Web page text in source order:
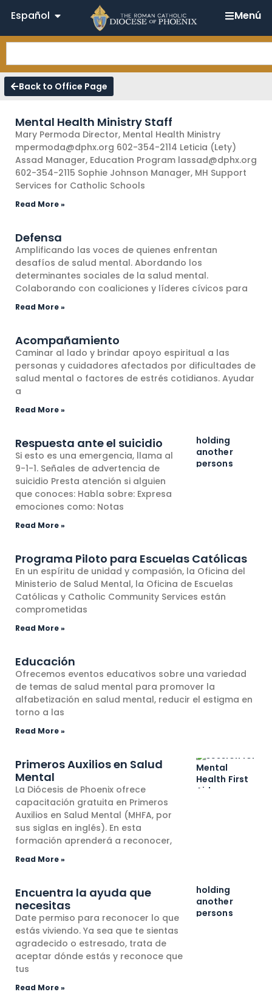
Español Menú
Back to Office Page
Mental Health Ministry Staff
Mary Permoda Director, Mental Health Ministry
mpermoda@dphx.org 602-354-2114 Leticia (Lety)
Assad Manager, Education Program lassad@dphx.org
602-354-2115 Sophie Johnson Manager, MH Support
Services for Catholic Schools
Read More »
Defensa
Amplificando las voces de quienes enfrentan
desafíos de salud mental. Abordando los
determinantes sociales de la salud mental.
Colaborando con coaliciones y líderes cívicos para
Read More »
Acompañamiento
Caminar al lado y brindar apoyo espiritual a las
personas y cuidadores afectados por dificultades de
salud mental o factores de estrés cotidianos. Ayudar
a
Read More »
Respuesta ante el suicidio
Si esto es una emergencia, llama al
9-1-1. Señales de advertencia de
suicidio Presta atención si alguien
que conoces: Habla sobre: Expresa
emociones como: Notas
Read More »
Programa Piloto para Escuelas Católicas
En un espíritu de unidad y compasión, la Oficina del
Ministerio de Salud Mental, la Oficina de Escuelas
Católicas y Catholic Community Services están
comprometidas
Read More »
Educación
Ofrecemos eventos educativos sobre una variedad
de temas de salud mental para promover la
alfabetización en salud mental, reducir el estigma en
torno a las
Read More »
Primeros Auxilios en Salud
Mental
La Diócesis de Phoenix ofrece
capacitación gratuita en Primeros
Auxilios en Salud Mental (MHFA, por
sus siglas en inglés). En esta
formación aprenderá a reconocer,
Read More »
Encuentra la ayuda que
necesitas
Date permiso para reconocer lo que
estás viviendo. Ya sea que te sientas
agradecido o estresado, trata de
aceptar dónde estás y reconoce que
tus
Read More »